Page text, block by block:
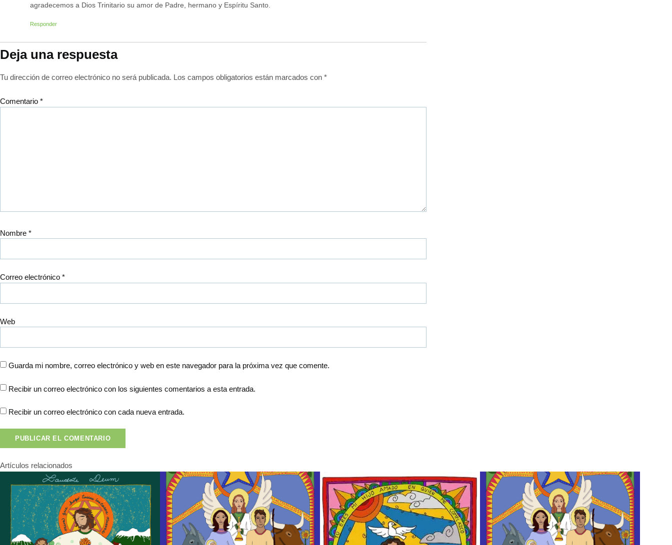
agradecemos a Dios Trinitario su amor de Padre, hermano y Espíritu Santo.
Responder
Deja una respuesta
Tu dirección de correo electrónico no será publicada. Los campos obligatorios están marcados con *
Comentario *
Nombre *
Correo electrónico *
Web
Guarda mi nombre, correo electrónico y web en este navegador para la próxima vez que comente.
Recibir un correo electrónico con los siguientes comentarios a esta entrada.
Recibir un correo electrónico con cada nueva entrada.
Artículos relacionados